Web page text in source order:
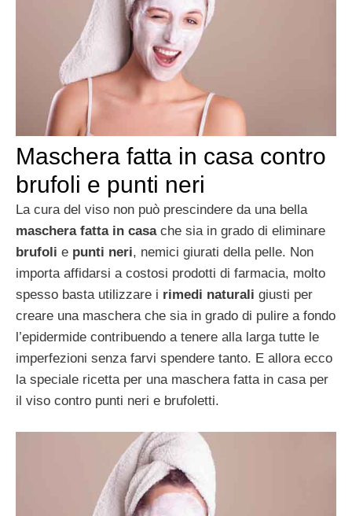
Maschera fatta in casa contro
brufoli e punti neri
La cura del viso non può prescindere da una bella
maschera fatta in casache sia in grado di eliminare
brufoli e punti neri, nemici giurati della pelle. Non
importa affidarsi a costosi prodotti di farmacia, molto
spesso basta utilizzare i rimedi naturali giusti per
creare una maschera che sia in grado di pulire a fondo
l’epidermide contribuendo a tenere alla larga tutte le
imperfezioni senza farvi spendere tanto. E allora ecco
la speciale ricetta per una maschera fatta in casa per
il viso contro punti neri e brufoletti.